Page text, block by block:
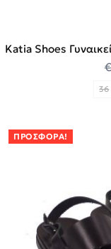
Katia Shoes
€
36
ΠΡΟΣΦΟΡΆ!